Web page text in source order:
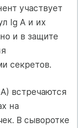
участвует
Ig А и их
и в защите
секретов.
встречаются
на
В сыворотке